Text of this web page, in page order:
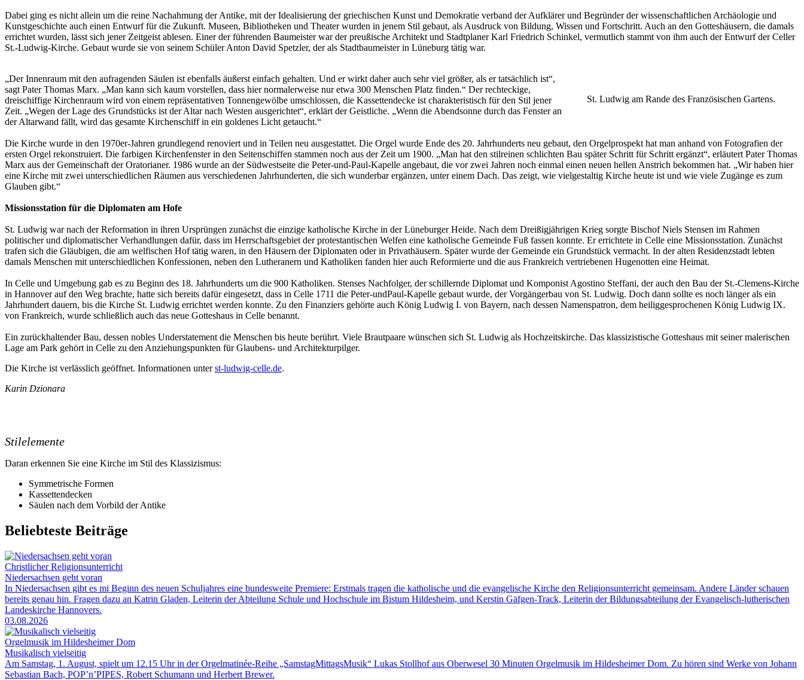
Dabei ging es nicht allein um die reine Nachahmung der Antike, mit der Idealisierung der griechischen Kunst und Demokratie verband der Aufklärer und Begründer der wissenschaftlichen Archäologie und
Kunstgeschichte auch einen Entwurf für die Zukunft. Museen, Bibliotheken und Theater wurden in jenem Stil gebaut, als Ausdruck von Bildung, Wissen und Fortschritt. Auch an den Gotteshäusern, die damals
errichtet wurden, lässt sich jener Zeitgeist ablesen. Einer der führenden Baumeister war der preußische Architekt und Stadtplaner Karl Friedrich Schinkel, vermutlich stammt von ihm auch der Entwurf der Celler
St.-Ludwig-Kirche. Gebaut wurde sie von seinem Schüler Anton David Spetzler, der als Stadtbaumeister in Lüneburg tätig war.
St. Ludwig am Rande des Französischen Gartens.
„Der Innenraum mit den aufragenden Säulen ist ebenfalls äußerst einfach gehalten. Und er wirkt daher auch sehr viel größer, als er tatsächlich ist“,
sagt Pater Thomas Marx. „Man kann sich kaum vorstellen, dass hier normalerweise nur etwa 300 Menschen Platz finden.“ Der rechteckige,
dreischiffige Kirchenraum wird von einem repräsentativen Tonnengewölbe umschlossen, die Kassettendecke ist charakteristisch für den Stil jener
Zeit. „Wegen der Lage des Grundstücks ist der Altar nach Wes­ten ausgerichtet“, erklärt der Geistliche. „Wenn die Abendsonne durch das Fenster an
der Altarwand fällt, wird das gesamte Kirchenschiff in ein goldenes Licht getaucht.“
Die Kirche wurde in den 1970er-Jahren grundlegend renoviert und in Teilen neu ausgestattet. Die Orgel wurde Ende des 20. Jahrhunderts neu gebaut, den Orgelprospekt hat man anhand von Fotografien der
ersten Orgel rekonstruiert. Die farbigen Kirchenfenster in den Seitenschiffen stammen noch aus der Zeit um 1900. „Man hat den stilreinen schlichten Bau später Schritt für Schritt ergänzt“, erläutert Pater Thomas
Marx aus der Gemeinschaft der Oratorianer. 1986 wurde an der Südwestseite die Peter-und-Paul-Kapelle angebaut, die vor zwei Jahren noch einmal einen neuen hellen Anstrich bekommen hat. „Wir haben hier
eine Kirche mit zwei unterschiedlichen Räumen aus verschiedenen Jahrhunderten, die sich wunderbar ergänzen, unter einem Dach. Das zeigt, wie vielgestaltig Kirche heute ist und wie viele Zugänge es zum
Glauben gibt.“
Missionsstation für die Diplomaten am Hofe
St. Ludwig war nach der Reformation in ihren Ursprüngen zunächst die einzige katholische Kirche in der Lüneburger Heide. Nach dem Dreißigjährigen Krieg sorgte Bischof Niels Stensen im Rahmen
politischer und diplomatischer Verhandlungen dafür, dass im Herrschaftsgebiet der protestantischen Welfen eine katholische Gemeinde Fuß fassen konnte. Er errichtete in Celle eine Missionsstation. Zunächst
trafen sich die Gläubigen, die am welfischen Hof tätig waren, in den Häusern der Diplomaten oder in Privathäusern. Später wurde der Gemeinde ein Grundstück vermacht. In der alten Residenzstadt lebten
damals Menschen mit unterschiedlichen Konfessionen, neben den Lutheranern und Katholiken fanden hier auch Reformierte und die aus Frankreich vertriebenen Hugenotten eine Heimat.
In Celle und Umgebung gab es zu Beginn des 18. Jahrhunderts um die 900 Katholiken. Stenses Nachfolger, der schillernde Diplomat und Komponist Agostino Steffani, der auch den Bau der St.-Clemens-Kirche
in Hannover auf den Weg brachte, hatte sich bereits dafür eingesetzt, dass in Celle 1711 die Peter-undPaul-Kapelle gebaut wurde, der Vorgängerbau von St. Ludwig. Doch dann sollte es noch länger als ein
Jahrhundert dauern, bis die Kirche St. Ludwig errichtet werden konnte. Zu den Finanziers gehörte auch König Ludwig I. von Bayern, nach dessen Namenspatron, dem heiliggesprochenen König Ludwig IX.
von Frankreich, wurde schließlich auch das neue Gotteshaus in Celle benannt.
Ein zurückhaltender Bau, dessen nobles Understatement die Menschen bis heute berührt. Viele Brautpaare wünschen sich St. Ludwig als Hochzeitskirche. Das klassizistische Gotteshaus mit seiner malerischen
Lage am Park gehört in Celle zu den Anziehungspunkten für Glaubens- und Architekturpilger.
Die Kirche ist verlässlich geöffnet. Informationen unterst-ludwig-celle.de.
Karin Dzionara
Stilelemente
Daran erkennen Sie eine Kirche im Stil des Klassizismus:
Symmetrische Formen
Kassettendecken
Säulen nach dem Vorbild der Antike
Beliebteste Beiträge
Christlicher Religionsunterricht
Niedersachsen geht voran
In Niedersachsen gibt es mi Beginn des neuen Schuljahres eine bundesweite Premiere: Erstmals tragen die katholische und die evangelische Kirche den Religionsunterricht gemeinsam. Andere Länder schauen
bereits genau hin. Fragen dazu an Katrin Gladen, Leiterin der Abteilung Schule und Hochschule im Bistum Hildesheim, und Kerstin Gäfgen-Track, Leiterin der Bildungsabteilung der Evangelisch-lutherischen
Landeskirche Hannovers.
03.08.2026
Orgelmusik im Hildesheimer Dom
Musikalisch vielseitig
Am Samstag, 1. August, spielt um 12.15 Uhr in der Orgelmatinée-Reihe „SamstagMittagsMusik“ Lukas Stollhof aus Oberwesel 30 Minuten Orgelmusik im Hildesheimer Dom. Zu hören sind Werke von Johann
Sebastian Bach, POP’n’PIPES, Robert Schumann und Herbert Brewer.